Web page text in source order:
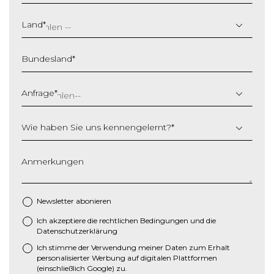
T
S
h
ä
g
t
r
i
h
M
S
h
Land*
Bundesland*
Anfrage*
Wie haben Sie uns kennengelernt?*
Anmerkungen
Newsletter abonieren
* Ich akzeptiere die rechtlichen Bedingungen und die
Datenschutzerklärung
Ich stimme der Verwendung meiner Daten zum Erhalt
personalisierter Werbung auf digitalen Plattformen
(einschließlich Google) zu.